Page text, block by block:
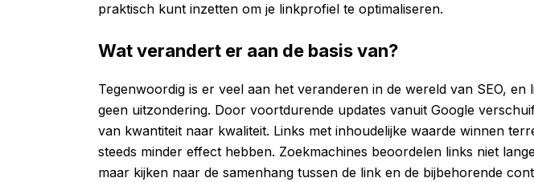
praktisch kunt inzetten om je linkprofiel te optimaliseren.
Wat verandert er aan de basis van?
Tegenwoordig is er veel aan het veranderen in de wereld van SEO,
geen uitzondering. Door voortdurende updates vanuit Google
van kwantiteit naar kwaliteit. Links met inhoudelijke waarde winnen
steeds minder effect hebben. Zoekmachines beoordelen links niet
maar kijken naar de samenhang tussen de link en de bijbehorende